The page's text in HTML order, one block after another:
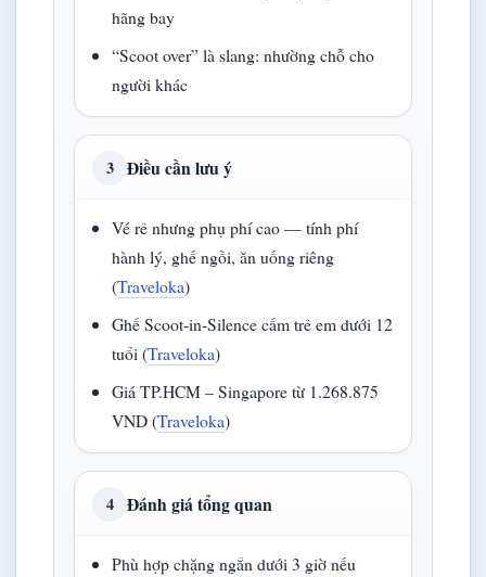
hãng bay
“Scoot over” là slang: nhường chỗ cho
người khác
3 Điều cần lưu ý
Vé rẻ nhưng phụ phí cao — tính phí
hành lý, ghế ngồi, ăn uống riêng
(Traveloka)
Ghế Scoot-in-Silence cấm trẻ em dưới 12
tuổi (Traveloka)
Giá TP.HCM – Singapore từ 1.268.875
VND (Traveloka)
4 Đánh giá tổng quan
Phù hợp chặng ngắn dưới 3 giờ nếu